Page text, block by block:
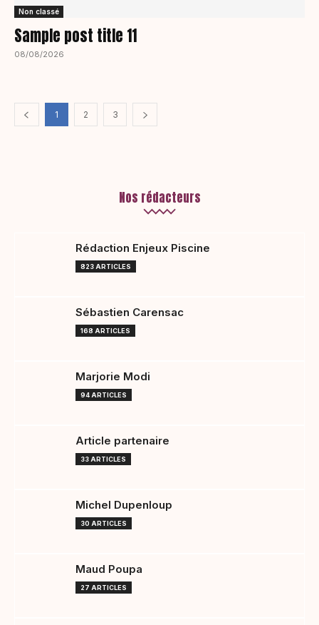
Non classé
Sample post title 11
08/08/2026
1 2 3
Nos rédacteurs
Rédaction Enjeux Piscine
823 ARTICLES
Sébastien Carensac
168 ARTICLES
Marjorie Modi
94 ARTICLES
Article partenaire
33 ARTICLES
Michel Dupenloup
30 ARTICLES
Maud Poupa
27 ARTICLES